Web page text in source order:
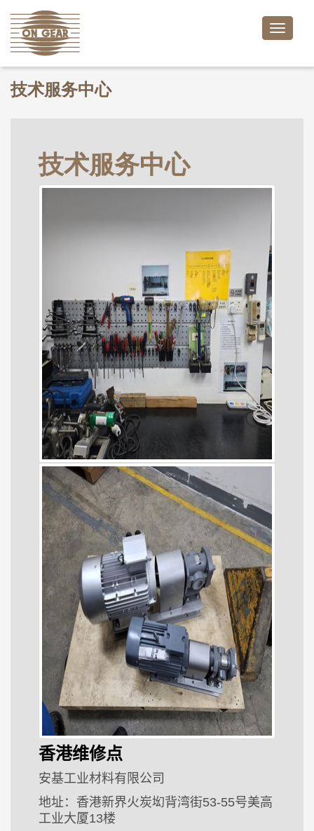
Toggle
技术服务中心
技术服务中心
香港维修点
安基工业材料有限公司
地址： 香港新界火炭㘭背湾街53-55号美高
工业大厦13楼